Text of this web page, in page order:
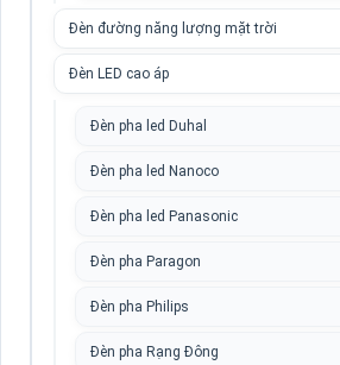
Đèn đường năng lượng mặt trời
Đèn LED cao áp
Đèn pha led Duhal
Đèn pha led Nanoco
Đèn pha led Panasonic
Đèn pha Paragon
Đèn pha Philips
Đèn pha Rạng Đông